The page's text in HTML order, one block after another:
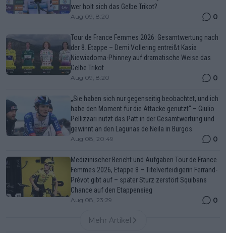
wer holt sich das Gelbe Trikot?
Aug 09, 8:20 0
Tour de France Femmes 2026: Gesamtwertung nach
der 8. Etappe – Demi Vollering entreißt Kasia
Niewiadoma-Phinney auf dramatische Weise das
Gelbe Trikot
Aug 09, 8:20 0
„Sie haben sich nur gegenseitig beobachtet, und ich
habe den Moment für die Attacke genutzt“ – Giulio
Pellizzari nutzt das Patt in der Gesamtwertung und
gewinnt an den Lagunas de Neila in Burgos
Aug 08, 20:49 0
Medizinischer Bericht und Aufgaben Tour de France
Femmes 2026, Etappe 8 – Titelverteidigerin Ferrand-
Prévot gibt auf – später Sturz zerstört Squibans
Chance auf den Etappensieg
Aug 08, 23:29 0
Mehr Artikel